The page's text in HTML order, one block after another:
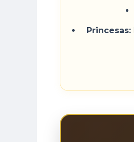
Princesas: